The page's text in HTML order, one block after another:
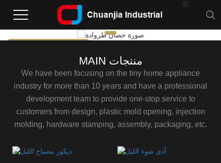

صورة حصان طروادة
MAIN منتجات
We have been focusing on the tiny home appliance
industry for more than 10 years and have a professional
development team to provide one-stop service to
customers from design, plastic mold opening, injection
molding, hardware stamping, assembly, packaging, etc.